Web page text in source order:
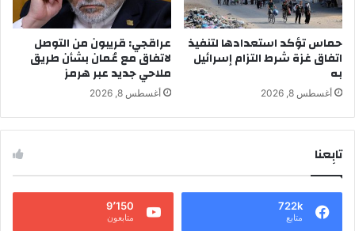
حماس تؤكد استعدادها لتنفيذ
اتفاق غزة شرط التزام إسرائيل
به
أغسطس 8, 2026
عراقجي: قريبون من التوصل
لاتفاق مع عُمان بشأن طريق
ملاحي جديد عبر هرمز
أغسطس 8, 2026
تابِعنا
722k
متابع
9٬150
متابعون